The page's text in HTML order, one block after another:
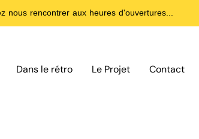
nous rencontrer aux heures d'ouvertures...
Dans le rétro Le Projet Contact